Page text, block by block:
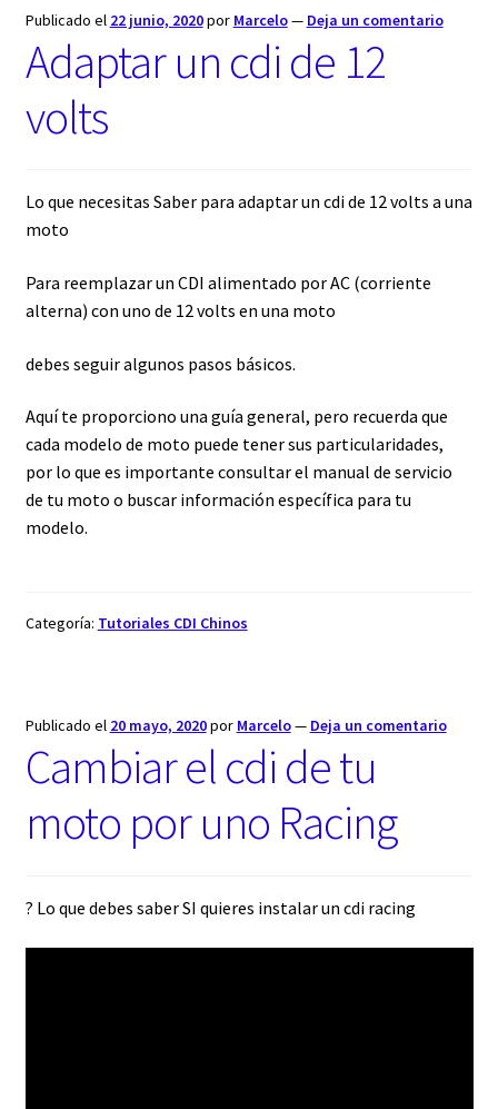
y
Yamaha
FZ16
Publicado el 22 junio, 2020por Marcelo— Deja un comentario
Adaptar un cdi de 12
volts
Lo que necesitas Saber para adaptar un cdi de 12 volts a una
moto
Para reemplazar un CDI alimentado por AC (corriente
alterna) con uno de 12 volts en una moto
debes seguir algunos pasos básicos.
Aquí te proporciono una guía general, pero recuerda que
cada modelo de moto puede tener sus particularidades,
por lo que es importante consultar el manual de servicio
de tu moto o buscar información específica para tu
modelo.
Categoría: Tutoriales CDI Chinos
Publicado el 20 mayo, 2020por Marcelo— Deja un comentario
Cambiar el cdi de tu
moto por uno Racing
? Lo que debes saber SI quieres instalar un cdi racing